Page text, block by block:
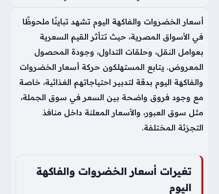
أسعار الخضروات والفاكهة اليوم تشهد تباينًا ملحوظًا
في الأسواق المصرية، حيث تتأثر القيم السعرية
بعوامل النقل، وحلقات التداول، وجودة المحصول
المعروض. يتابع المستهلكون حركة أسعار الخضروات
والفاكهة اليوم بدقة لتدبير احتياجاتهم الغذائية، خاصة
مع وجود فروق واضحة بين السعر في سوق الجملة،
مثل سوق العبور، والأسعار المعلنة داخل منافذ
التجزئة المختلفة.
تغيرات أسعار الخضروات والفاكهة
اليوم